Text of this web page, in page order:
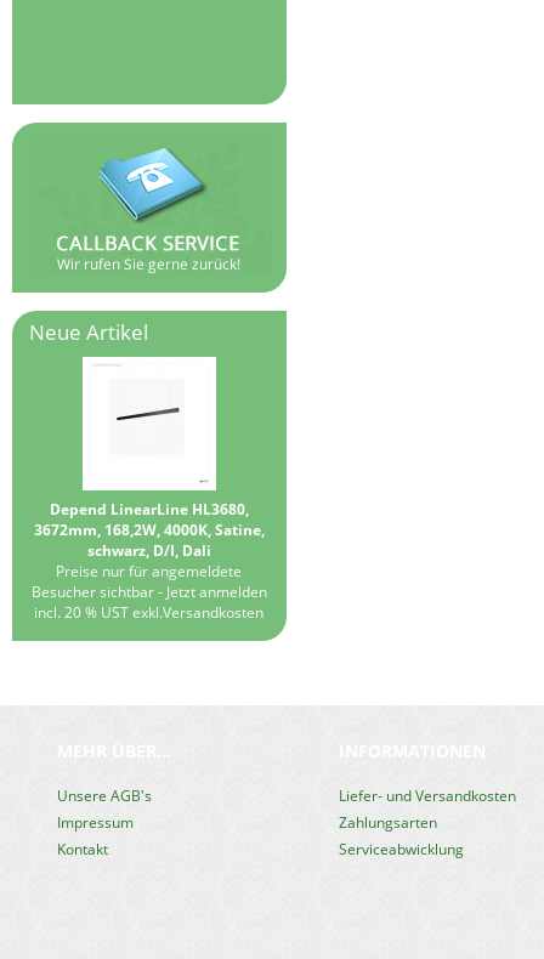
Neue Artikel
Depend LinearLine HL3680,
3672mm, 168,2W, 4000K, Satine,
schwarz, D/I, Dali
Preise nur für angemeldete
Besucher sichtbar - Jetzt anmelden
incl. 20 % UST exkl.Versandkosten
MEHR ÜBER...
Unsere AGB's
Impressum
Kontakt
INFORMATIONEN
Liefer- und Versandkosten
Zahlungsarten
Serviceabwicklung